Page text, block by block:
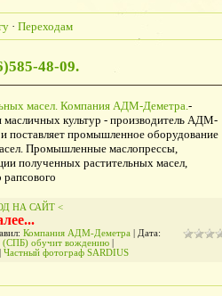
· Переходам
48-09.
масел. Компания АДМ-Деметра.-
культур - производитель АДМ-
поставляет промышленное оборудование
Промышленные маслопрессы,
полученных растительных масел,
рапсового
НА САЙТ <
Компания АДМ-Деметра| Дата:
(СПБ) обучит вождению|
Частный фотограф SARDIUS